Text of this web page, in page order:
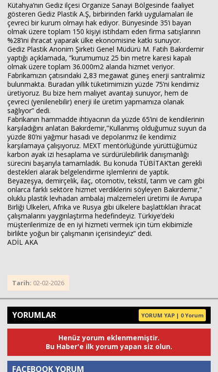
Kütahya’nın Gediz ilçesi Organize Sanayi Bölgesinde faaliyet
gösteren Gediz Plastik A.Ş, birbirinden farklı uygulamaları ile
çevreci bir kurum olmayı hak ediyor. Bünyesinde 35’i bayan
olmak üzere toplam 150 kişiyi istihdam eden firma satışlarının
%28’ini ihracat yaparak ülke ekonomisine katkı sunuyor.
Gediz Plastik Anonim Şirketi Genel Müdürü M. Fatih Bakırdemir
yaptığı açıklamada, ”kurumumuz 25 bin metre karesi kapalı
olmak üzere toplam 36.000m2 alanda hizmet veriyor.
Fabrikamızın çatısındaki 2,83 megawat güneş enerji santralimiz
bulunmakta. Buradan yıllık tüketimimizin yüzde 75’ni kendimiz
üretiyoruz. Bu bize hem maliyet avantajı sunuyor, hem de
çevreci (yenilenebilir) enerji ile üretim yapmamıza olanak
sağlıyor” dedi.
Fabrikanın hammadde ihtiyacının da yüzde 65’ini de kendilerinin
karşıladığını anlatan Bakırdemir,”Kullanmış olduğumuz suyun da
yüzde 80’ni yağmur hasadı ve depolarımız ile kendimiz
karşılamaya çalışıyoruz. MEXT mentörlüğünde yürüttüğümüz
karbon ayak izi hesaplama ve sürdürülebilirlik danışmanlığı
sürecini başarıyla tamamladık. Bu konuda TÜBİTAK’tan gerekli
destekleri alarak belgelendirme işlemlerini de yaptık.
Beyazeşya, demirçelik, ilaç, otomotiv, tekstil, tarım ve cam gibi
onlarca farklı sektöre hizmet verdiklerini söyleyen Bakırdemir,”
oluklu plastik levhadan ambalaj malzemeleri üretimi ile Avrupa
Birliği Ülkeleri, Afrika ve Rusya gibi ülkelere başlattıkları ihracat
çalışmalarını yaygınlaştırma hedefindeyiz. Türkiye’deki
müşterilerimize de en iyi hizmeti vermek için tüm ekibimizle
birlikte yoğun bir çalışmanın içerisindeyiz” dedi.
ADİL AKA
Tarih: 02-02-2026
YORUMLAR YORUM YAP | 0 Yorum
Henüz yorum eklenmemiştir.
Bu Haber'e ilk yorum yapan siz olun.
FACEBOOK YORUM
Haberin Doğru Adresi.